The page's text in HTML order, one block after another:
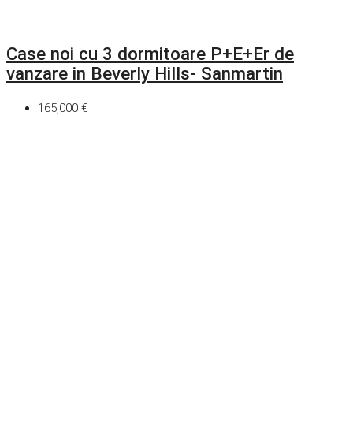
Case noi cu 3 dormitoare P+E+Er de
vanzare in Beverly Hills- Sanmartin
165,000 €